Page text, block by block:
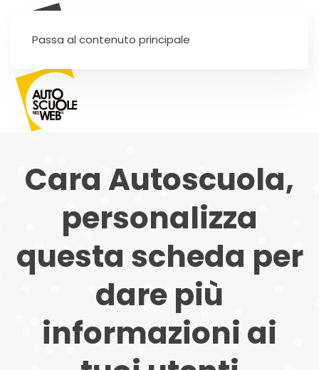
Passa al contenuto principale
Cara Autoscuola,
personalizza
questa scheda per
dare più
informazioni ai